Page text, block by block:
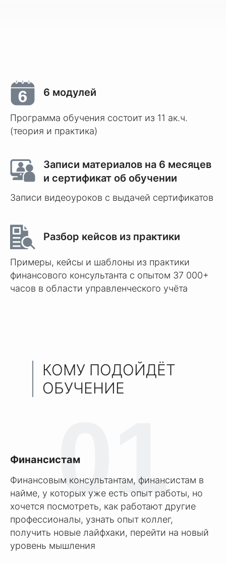
6 модулей
Программа обучения состоит из 11 ак.ч.
(теория и практика)
Записи материалов на 6 месяцев
и сертификат об обучении
Записи видеоуроков с выдачей сертификатов
Разбор кейсов из практики
Примеры, кейсы и шаблоны из практики
финансового консультанта с опытом 37 000+
часов в области управленческого учёта
КОМУ ПОДОЙДЁТ
ОБУЧЕНИЕ
Финансистам
Финансовым консультантам, финансистам в
найме, у которых уже есть опыт работы, но
хочется посмотреть, как работают другие
профессионалы, узнать опыт коллег,
получить новые лайфхаки, перейти на новый
уровень мышления
01